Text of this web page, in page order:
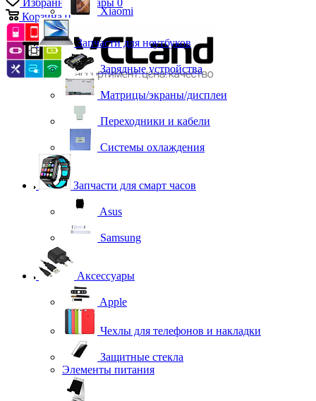
Избранные товары 0
Корзина 0 Xiaomi
Запчасти для ноутбуков
Зарядные устройства
Матрицы/экраны/дисплеи
Переходники и кабели
Системы охлаждения
Запчасти для смарт часов
Asus
Samsung
Аксессуары
Apple
Чехлы для телефонов и накладки
Защитные стекла
Элементы питания